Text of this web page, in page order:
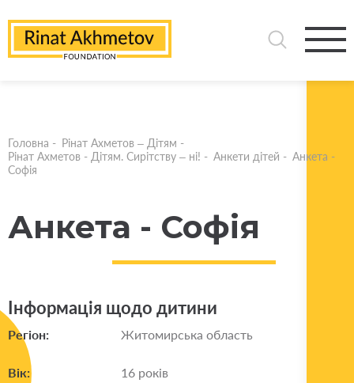
Головна - Рінат Ахметов – Дітям -
Рінат Ахметов - Дітям. Сирітству – ні! - Анкети дітей - Анкета -
Софія
Анкета - Софія
Інформація щодо дитини
Регіон: Житомирська область
Вік: 16 років